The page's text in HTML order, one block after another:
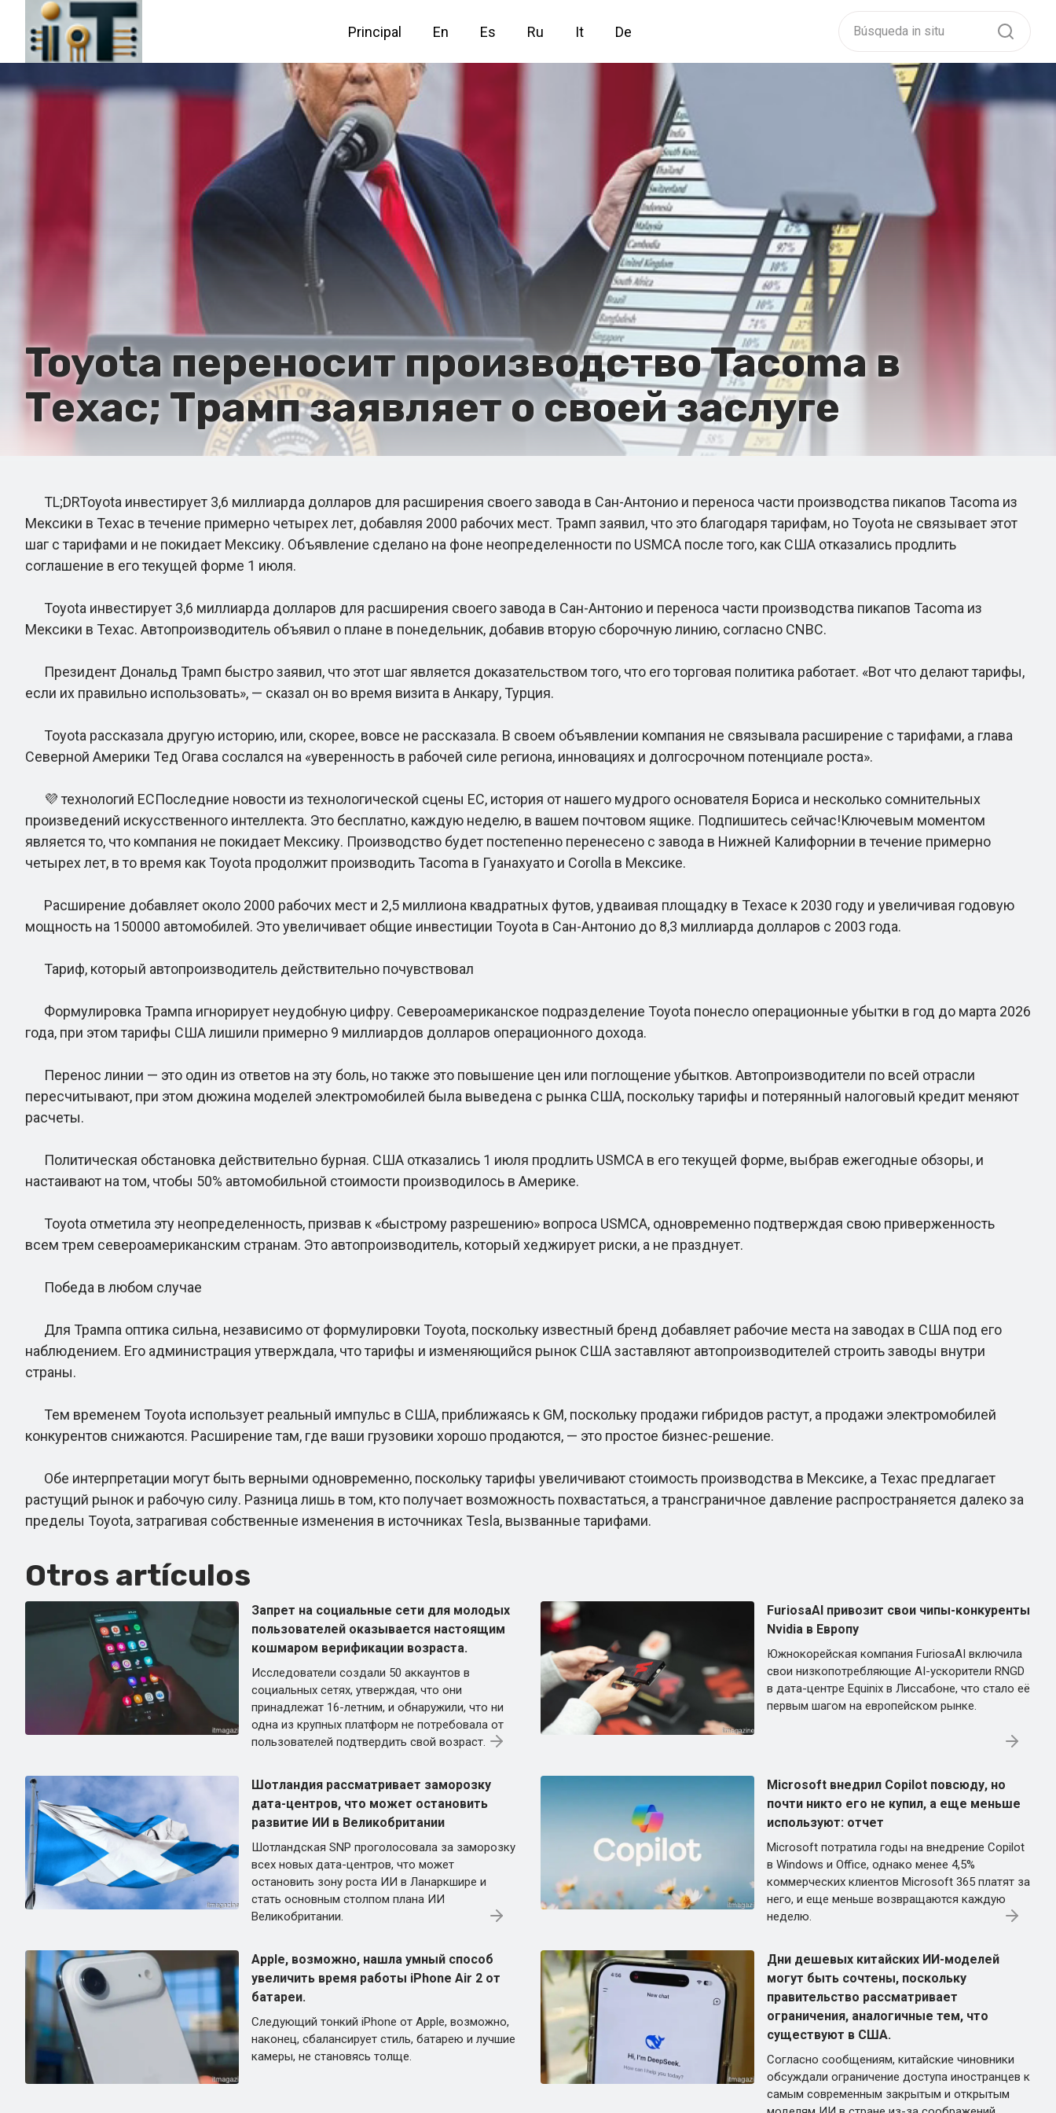
Principal En Es Ru It De
Toyota переносит производство Tacoma в
Техас; Трамп заявляет о своей заслуге
TL;DRToyota инвестирует 3,6 миллиарда долларов для расширения своего завода в Сан-Антонио и переноса части производства пикапов Tacoma из
Мексики в Техас в течение примерно четырех лет, добавляя 2000 рабочих мест. Трамп заявил, что это благодаря тарифам, но Toyota не связывает этот
шаг с тарифами и не покидает Мексику. Объявление сделано на фоне неопределенности по USMCA после того, как США отказались продлить
соглашение в его текущей форме 1 июля.
Toyota инвестирует 3,6 миллиарда долларов для расширения своего завода в Сан-Антонио и переноса части производства пикапов Tacoma из
Мексики в Техас. Автопроизводитель объявил о плане в понедельник, добавив вторую сборочную линию, согласно CNBC.
Президент Дональд Трамп быстро заявил, что этот шаг является доказательством того, что его торговая политика работает. «Вот что делают тарифы,
если их правильно использовать», — сказал он во время визита в Анкару, Турция.
Toyota рассказала другую историю, или, скорее, вовсе не рассказала. В своем объявлении компания не связывала расширение с тарифами, а глава
Северной Америки Тед Огава сослался на «уверенность в рабочей силе региона, инновациях и долгосрочном потенциале роста».
💜 технологий ЕСПоследние новости из технологической сцены ЕС, история от нашего мудрого основателя Бориса и несколько сомнительных
произведений искусственного интеллекта. Это бесплатно, каждую неделю, в вашем почтовом ящике. Подпишитесь сейчас!Ключевым моментом
является то, что компания не покидает Мексику. Производство будет постепенно перенесено с завода в Нижней Калифорнии в течение примерно
четырех лет, в то время как Toyota продолжит производить Tacoma в Гуанахуато и Corolla в Мексике.
Расширение добавляет около 2000 рабочих мест и 2,5 миллиона квадратных футов, удваивая площадку в Техасе к 2030 году и увеличивая годовую
мощность на 150000 автомобилей. Это увеличивает общие инвестиции Toyota в Сан-Антонио до 8,3 миллиарда долларов с 2003 года.
Тариф, который автопроизводитель действительно почувствовал
Формулировка Трампа игнорирует неудобную цифру. Североамериканское подразделение Toyota понесло операционные убытки в год до марта 2026
года, при этом тарифы США лишили примерно 9 миллиардов долларов операционного дохода.
Перенос линии — это один из ответов на эту боль, но также это повышение цен или поглощение убытков. Автопроизводители по всей отрасли
пересчитывают, при этом дюжина моделей электромобилей была выведена с рынка США, поскольку тарифы и потерянный налоговый кредит меняют
расчеты.
Политическая обстановка действительно бурная. США отказались 1 июля продлить USMCA в его текущей форме, выбрав ежегодные обзоры, и
настаивают на том, чтобы 50% автомобильной стоимости производилось в Америке.
Toyota отметила эту неопределенность, призвав к «быстрому разрешению» вопроса USMCA, одновременно подтверждая свою приверженность
всем трем североамериканским странам. Это автопроизводитель, который хеджирует риски, а не празднует.
Победа в любом случае
Для Трампа оптика сильна, независимо от формулировки Toyota, поскольку известный бренд добавляет рабочие места на заводах в США под его
наблюдением. Его администрация утверждала, что тарифы и изменяющийся рынок США заставляют автопроизводителей строить заводы внутри
страны.
Тем временем Toyota использует реальный импульс в США, приближаясь к GM, поскольку продажи гибридов растут, а продажи электромобилей
конкурентов снижаются. Расширение там, где ваши грузовики хорошо продаются, — это простое бизнес-решение.
Обе интерпретации могут быть верными одновременно, поскольку тарифы увеличивают стоимость производства в Мексике, а Техас предлагает
растущий рынок и рабочую силу. Разница лишь в том, кто получает возможность похвастаться, а трансграничное давление распространяется далеко за
пределы Toyota, затрагивая собственные изменения в источниках Tesla, вызванные тарифами.
Otros artículos
Запрет на социальные сети для молодых
пользователей оказывается настоящим
кошмаром верификации возраста.
Исследователи создали 50 аккаунтов в
социальных сетях, утверждая, что они
принадлежат 16-летним, и обнаружили, что ни
одна из крупных платформ не потребовала от
пользователей подтвердить свой возраст.
FuriosaAI привозит свои чипы-конкуренты
Nvidia в Европу
Южнокорейская компания FuriosaAI включила
свои низкопотребляющие AI-ускорители RNGD
в дата-центре Equinix в Лиссабоне, что стало её
первым шагом на европейском рынке.
Шотландия рассматривает заморозку
дата-центров, что может остановить
развитие ИИ в Великобритании
Шотландская SNP проголосовала за заморозку
всех новых дата-центров, что может
остановить зону роста ИИ в Ланаркшире и
стать основным столпом плана ИИ
Великобритании.
Microsoft внедрил Copilot повсюду, но
почти никто его не купил, а еще меньше
используют: отчет
Microsoft потратила годы на внедрение Copilot
в Windows и Office, однако менее 4,5%
коммерческих клиентов Microsoft 365 платят за
него, и еще меньше возвращаются каждую
неделю.
Apple, возможно, нашла умный способ
увеличить время работы iPhone Air 2 от
батареи.
Следующий тонкий iPhone от Apple, возможно,
наконец, сбалансирует стиль, батарею и лучшие
камеры, не становясь толще.
Дни дешевых китайских ИИ-моделей
могут быть сочтены, поскольку
правительство рассматривает
ограничения, аналогичные тем, что
существуют в США.
Согласно сообщениям, китайские чиновники
обсуждали ограничение доступа иностранцев к
самым современным закрытым и открытым